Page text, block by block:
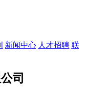
新闻中心 人才招聘 联
司